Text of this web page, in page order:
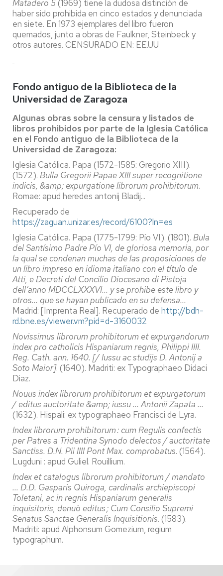
Matadero 5(1969) tiene la dudosa distinción de
haber sido prohibida en cinco estados y denunciada
en siete. En 1973 ejemplares del libro fueron
quemados, junto a obras de Faulkner, Steinbeck y
otros autores. CENSURADO EN: EE.UU
Fondo antiguo de la Biblioteca de la
Universidad de Zaragoza
Algunas obras sobre la censura y listados de
libros prohibidos por parte de la Iglesia Católica
en el Fondo antiguo de la Biblioteca de la
Universidad de Zaragoza:
Iglesia Católica. Papa (1572-1585: Gregorio XIII).
(1572). Bulla Gregorii Papae XIII super recognitione
indicis, &amp; expurgatione librorum prohibitorum.
Romae: apud heredes antonij Bladij...
Recuperado de
https://zaguan.unizar.es/record/6100?ln=es
Iglesia Católica. Papa (1775-1799: Pío VI). (1801). Bula
del Santísimo Padre Pío VI, de gloriosa memoria, por
la qual se condenan muchas de las proposiciones de
un libro impreso en idioma italiano con el título de
Atti, e Decreti del Concilio Diocesano di Pistoja
dell’anno MDCCLXXXVI... y se prohibe este libro y
otros... que se hayan publicado en su defensa...
Madrid: [Imprenta Real]. Recuperado de http://bdh-
rd.bne.es/viewer.vm?pid=d-3160032
Novissimus librorum prohibitorum et expurgandorum
index pro catholicis Hispaniarum regnis, Philippi IIII.
Reg. Cath. ann. 1640. [/ Iussu ac studijs D. Antonij a
Soto Maior]. (1640). Madriti: ex Typographaeo Didaci
Diaz.
Nouus index librorum prohibitorum et expurgatorum
/ editus auctoritate &amp; iussu ... Antonii Zapata ...
(1632). Hispali: ex typographaeo Francisci de Lyra.
Index librorum prohibitorum : cum Regulis confectis
per Patres a Tridentina Synodo delectos / auctoritate
Sanctiss. D.N. Pii IIII Pont Max. comprobatus. (1564).
Lugduni : apud Guliel. Rouillium.
Index et catalogus librorum prohibitorum / mandato
... D.D. Gasparis Quiroga, cardinalis archiepiscopi
Toletani, ac in regnis Hispaniarum generalis
inquisitoris, denuò editus ; Cum Consilio Supremi
Senatus Sanctae Generalis Inquisitionis. (1583).
Madriti: apud Alphonsum Gomezium, regium
typographum.